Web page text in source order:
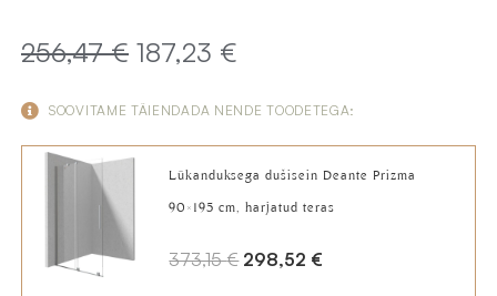
256,47€ Algne
hind
oli:
256,47 €.
187,23 €
price
is:
187,23 €.
SOOVITAME TÄIENDADA NENDE TOODETEGA:
Lükanduksega dušisein Deante Prizma
90×195 cm, harjatud teras
373,15€ A
298,52 €